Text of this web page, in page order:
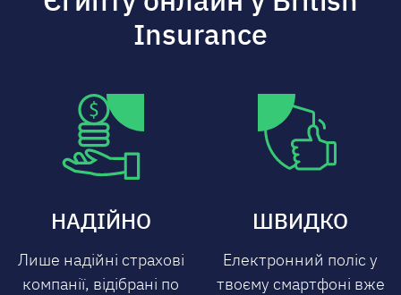
Insurance
НАДІЙНО
Лише надійні страхові
компанії, відібрані по
ШВИДКО
Електронний поліс у
твоєму смартфоні вже